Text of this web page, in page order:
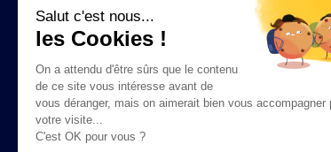
Salut c'est nous...
les Cookies !
On a attendu d'être sûrs que le contenu
de ce site vous intéresse avant de
vous déranger, mais on aimerait bien vous accompagner
votre visite...
C'est OK pour vous ?
site
Notre catalogue de
Formation sur mesure
Demander un devis
Contactez-nous